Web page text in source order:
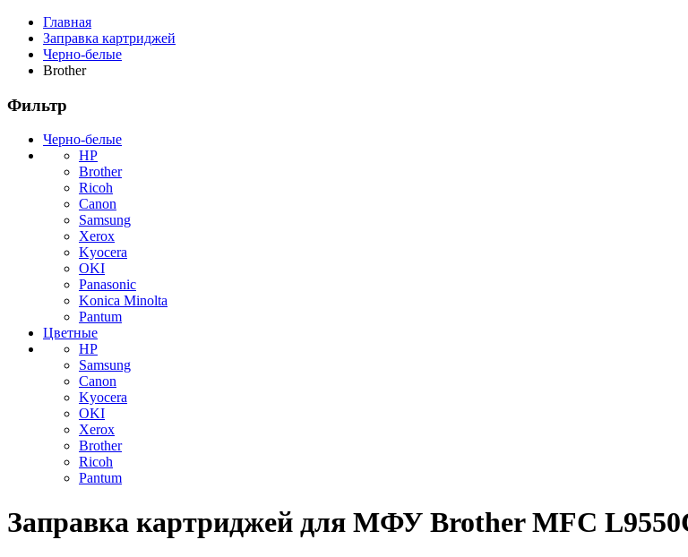
Главная
Заправка картриджей
Черно-белые
Brother
Фильтр
Черно-белые
HP
Brother
Ricoh
Canon
Samsung
Xerox
Kyocera
OKI
Panasonic
Konica Minolta
Pantum
Цветные
HP
Samsung
Canon
Kyocera
OKI
Xerox
Brother
Ricoh
Pantum
Заправка картриджей для МФУ Brother MFC